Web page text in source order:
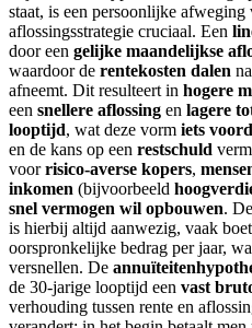
staat, is een persoonlijke afweging
aflossingsstrategie cruciaal. Een
door een gelijke maandelijkse
waardoor de rentekosten dalen
afneemt. Dit resulteert in hogere
een snellere aflossing en lagere
looptijd, wat deze vorm iets
en de kans op een restschuld
voorrisico-averse kopers,
inkomen (bijvoorbeeld
snel vermogen wil opbouwen.
is hierbij altijd aanwezig, vaak
oorspronkelijke bedrag per jaar,
versnellen. De
de 30-jarige looptijd een vast
verhouding tussen rente en